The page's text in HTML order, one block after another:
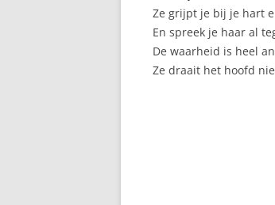
Ze grijpt je bij je hart
En spreek je haar al
De waarheid is heel
Ze draait het hoofd